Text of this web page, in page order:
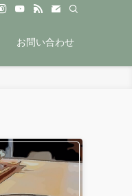
お問い合わせ